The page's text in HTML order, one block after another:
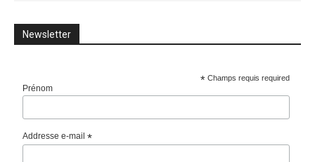
Newsletter
* Champs requis required
Prénom
Addresse e-mail*